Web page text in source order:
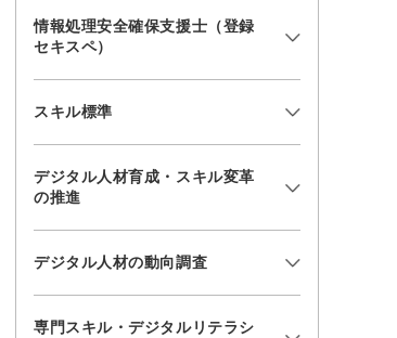
情報処理安全確保支援士（登録
セキスペ）
スキル標準
デジタル人材育成・スキル変革
の推進
デジタル人材の動向調査
専門スキル・デジタルリテラシ